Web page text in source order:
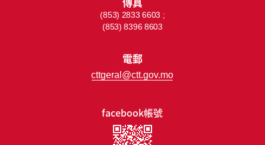
facebook帳號
(853) 2833 6603 ;
(853) 8396 8603
電郵
cttgeral@ctt.gov.mo